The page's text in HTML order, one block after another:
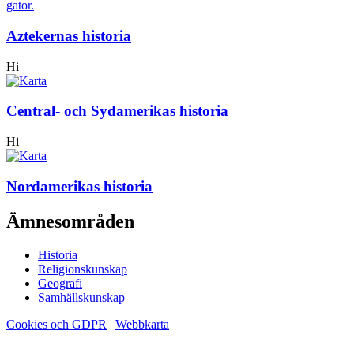
Aztekernas historia
Hi
Central- och Sydamerikas historia
Hi
Nordamerikas historia
Ämnesområden
Historia
Religionskunskap
Geografi
Samhällskunskap
Cookies och GDPR | Webbkarta